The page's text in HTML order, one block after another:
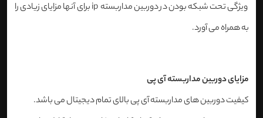
ویژگی تحت شبکه بودن در دوربین مداربسته ipبرای آنها مزایای زیادی را
به همراه می آورد.
مزایای دوربین مداربسته آی پی
کیفیت دوربین های مداربسته آی پی بالای تمام دیجیتال می باشد.